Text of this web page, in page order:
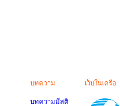
บทความ
บทความมีสติ
เว็บในเครือ